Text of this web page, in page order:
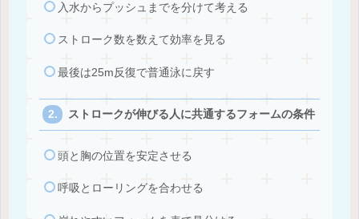
入水からプッシュまでを分けて考える
ストローク数を数えて効率を見る
最後は25m反復で普通泳に戻す
ストロークが伸びる人に共通するフォームの条件
頭と胸の位置を安定させる
呼吸とローリングを合わせる